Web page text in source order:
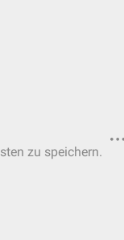
zu speichern.